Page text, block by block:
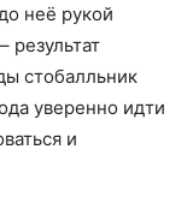
неё рукой
результат
стобалльник
уверенно идти
и